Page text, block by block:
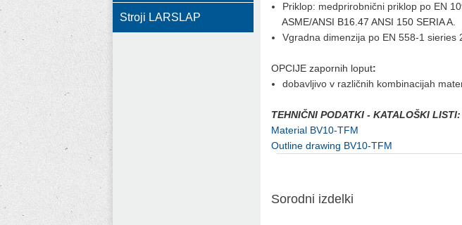
Stroji LARSLAP
Priklop: medprirobnični priklop po EN
ASME/ANSI B16.47 ANSI 150 SERIA A.
Vgradna dimenzija po EN 558-1 sieries
OPCIJE zapornih loput:
dobavljivo v različnih kombinacijah
TEHNIČNI PODATKI - KATALOŠKI LISTI:
Material BV10-TFM
Outline drawing BV10-TFM
Sorodni izdelki